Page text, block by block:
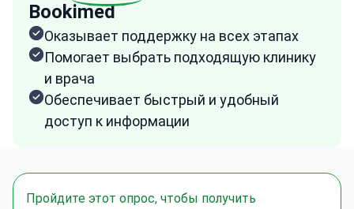
Bookimed
Оказывает поддержку на всех этапах
Помогает выбрать подходящую клинику
и врача
Обеспечивает быстрый и удобный
доступ к информации
Пройдите этот опрос, чтобы получить